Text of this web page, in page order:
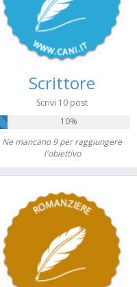
Scrittore
Scrivi 10 post
10%
Ne mancano 9 per raggiungere
l'obiettivo